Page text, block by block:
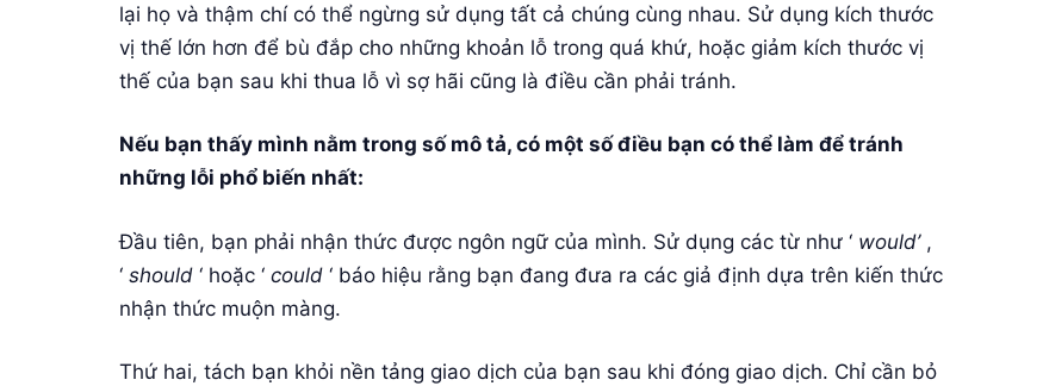
lại họ và thậm chí có thể ngừng sử dụng tất cả chúng cùng nhau. Sử dụng kích thước
vị thế lớn hơn để bù đắp cho những khoản lỗ trong quá khứ, hoặc giảm kích thước vị
thế của bạn sau khi thua lỗ vì sợ hãi cũng là điều cần phải tránh.
Nếu bạn thấy mình nằm trong số mô tả, có một số điều bạn có thể làm để tránh
những lỗi phổ biến nhất:
Đầu tiên, bạn phải nhận thức được ngôn ngữ của mình. Sử dụng các từ như ‘ would’,
‘ should ‘ hoặc ‘ could ‘ báo hiệu rằng bạn đang đưa ra các giả định dựa trên kiến ​​thức
nhận thức muộn màng.
Thứ hai, tách bạn khỏi nền tảng giao dịch của bạn sau khi đóng giao dịch. Chỉ cần bỏ